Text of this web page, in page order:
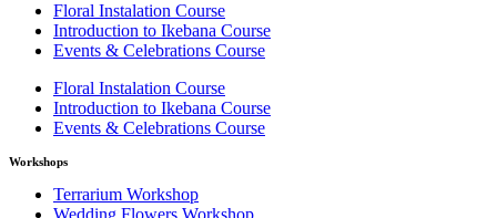
Floral Instalation Course
Introduction to Ikebana Course
Events & Celebrations Course
Floral Instalation Course
Introduction to Ikebana Course
Events & Celebrations Course
Workshops
Terrarium Workshop
Wedding Flowers Workshop